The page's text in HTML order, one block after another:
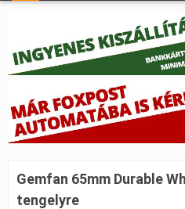
Gemfan 65mm Durable
tengelyre